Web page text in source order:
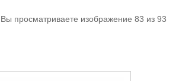
. Вы просматриваете изображение 83 из 93